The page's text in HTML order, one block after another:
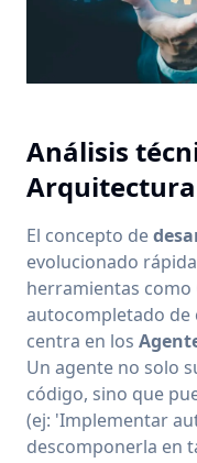
Análisis
El concepto de
evolucionado
herramientas
autocompletado de
centra en los
Un agente no solo
código, sino que
(ej: 'Implementar
descomponerla en